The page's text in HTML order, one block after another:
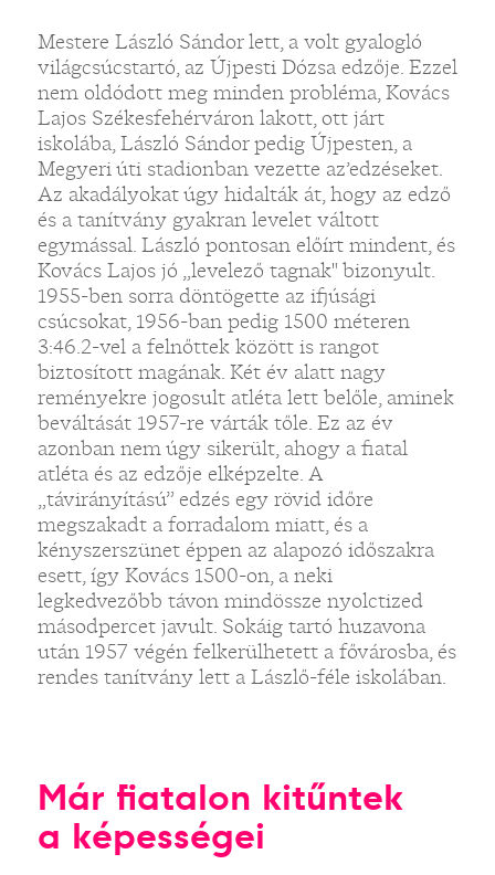
Mestere László Sándor lett, a volt gyalogló
világcsúcstartó, az Újpesti Dózsa edzője. Ezzel
nem oldódott meg minden probléma, Kovács
Lajos Székesfehérváron lakott, ott járt
iskolába, László Sándor pedig Újpesten, a
Megyeri úti stadionban vezette az’edzéseket.
Az akadályokat úgy hidalták át, hogy az edző
és a tanítvány gyakran levelet váltott
egymással. László pontosan előírt mindent, és
Kovács Lajos jó „levelező tagnak" bizonyult.
1955-ben sorra döntögette az ifjúsági
csúcsokat, 1956-ban pedig 1500 méteren
3:46.2-vel a felnőttek között is rangot
biztosított magának. Két év alatt nagy
reményekre jogosult atléta lett belőle, aminek
beváltását 1957-re várták tőle. Ez az év
azonban nem úgy sikerült, ahogy a fiatal
atléta és az edzője elképzelte. A
„távirányítású” edzés egy rövid időre
megszakadt a forradalom miatt, és a
kényszerszünet éppen az alapozó időszakra
esett, így Kovács 1500-on, a neki
legkedvezőbb távon mindössze nyolctized
másodpercet javult. Sokáig tartó huzavona
után 1957 végén felkerülhetett a fővárosba, és
rendes tanítvány lett a Lászlő-féle iskolában.
Már fiatalon kitűntek
a képességei